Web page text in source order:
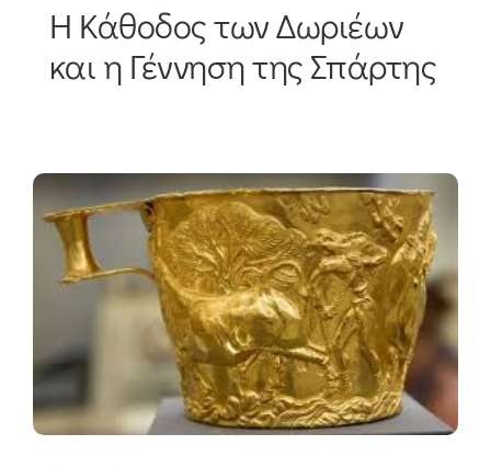
Η Κάθοδος των Δωριέων
και η Γέννηση της Σπάρτης